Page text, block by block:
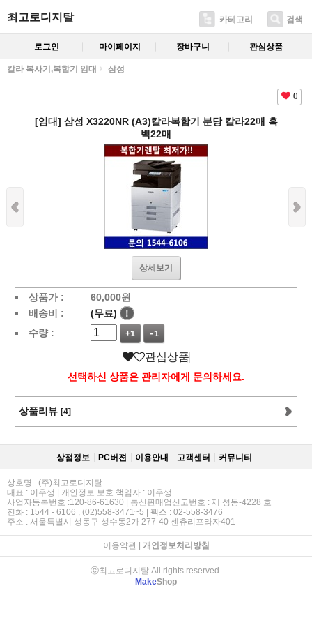
최고로디지탈 카테고리 검색
로그인 마이페이지 장바구니 관심상품
칼라 복사기,복합기 임대 삼성
0
[임대] 삼성 X3220NR (A3)칼라복합기 분당 칼라22매 흑
백22매
상세보기
상품가 : 60,000원
배송비 :
(무료)
!
수량 :
+1 -1
관심상품
선택하신 상품은 관리자에게 문의하세요.
상품리뷰 [4]
상점정보 PC버젼 이용안내 고객센터 커뮤니티
상호명 : (주)최고로디지탈
대표 : 이우생 | 개인정보 보호 책임자 : 이우생
사업자등록번호 :120-86-61630 | 통신판매업신고번호 : 제 성동-4228 호
전화 : 1544 - 6106 , (02)558-3471~5 | 팩스 : 02-558-3476
주소 : 서울특별시 성동구 성수동2가 277-40 센츄리프라자401
이용약관| 개인정보처리방침
ⓒ최고로디지탈 All rights reserved.
MakeShop